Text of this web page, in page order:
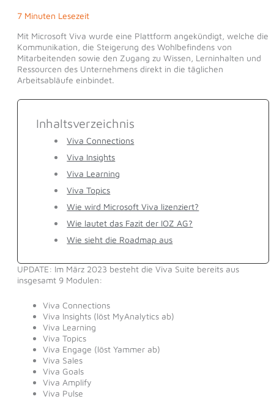
7 Minuten Lesezeit
Mit Microsoft Viva wurde eine Plattform angekündigt, welche die
Kommunikation, die Steigerung des Wohlbefindens von
Mitarbeitenden sowie den Zugang zu Wissen, Lerninhalten und
Ressourcen des Unternehmens direkt in die täglichen
Arbeitsabläufe einbindet.
Inhaltsverzeichnis
Viva Connections
Viva Insights
Viva Learning
Viva Topics
Wie wird Microsoft Viva lizenziert?
Wie lautet das Fazit der IOZ AG?
Wie sieht die Roadmap aus
UPDATE: Im März 2023 besteht die Viva Suite bereits aus
insgesamt 9 Modulen:
Viva Connections
Viva Insights (löst MyAnalytics ab)
Viva Learning
Viva Topics
Viva Engage (löst Yammer ab)
Viva Sales
Viva Goals
Viva Amplify
Viva Pulse